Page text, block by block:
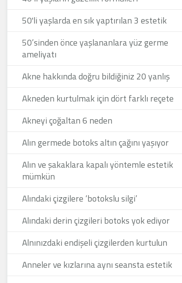
50'li yaşlarda en sık yaptırılan 3 estetik
50’sinden önce yaşlananlara yüz germe
ameliyatı
Akne hakkında doğru bildiğiniz 20 yanlış
Akneden kurtulmak için dört farklı reçete
Akneyi çoğaltan 6 neden
Alın germede botoks altın çağını yaşıyor
Alın ve şakaklara kapalı yöntemle estetik
mümkün
Alındaki çizgilere ‘botokslu silgi’
Alındaki derin çizgileri botoks yok ediyor
Alnınızdaki endişeli çizgilerden kurtulun
Anneler ve kızlarına aynı seansta estetik